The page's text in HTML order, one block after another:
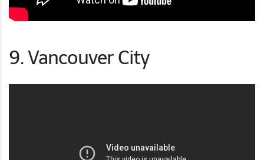
9. Vancouver City